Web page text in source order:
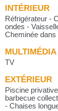
INTÉRIEUR
Réfrigérateur -
ondes -
Cheminée
MULTIMÉDIA
TV
EXTÉRIEUR
Piscine
barbecue
- Chaises